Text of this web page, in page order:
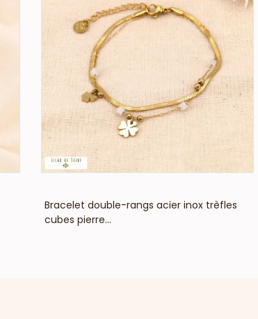
Bracelet double-rangs acier inox trèfles
cubes pierre...